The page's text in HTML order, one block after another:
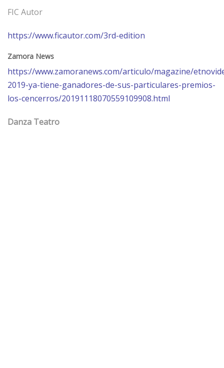
FIC Autor
https://www.ficautor.com/3rd-edition
Zamora News
https://www.zamoranews.com/articulo/magazine/
2019-ya-tiene-ganadores-de-sus-particulares-premios-
los-cencerros/20191118070559109908.html
Danza Teatro